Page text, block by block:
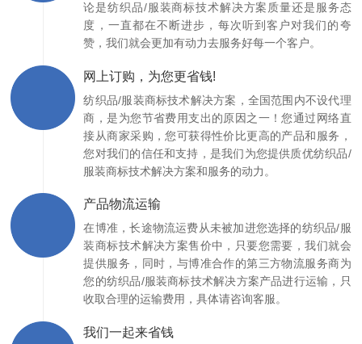
论是纺织品/服装商标技术解决方案质量还是服务态
度，一直都在不断进步，每次听到客户对我们的夸
赞，我们就会更加有动力去服务好每一个客户。
网上订购，为您更省钱!
纺织品/服装商标技术解决方案，全国范围内不设代理
商，是为您节省费用支出的原因之一！您通过网络直
接从商家采购，您可获得性价比更高的产品和服务，
您对我们的信任和支持，是我们为您提供质优纺织品/
服装商标技术解决方案和服务的动力。
产品物流运输
在博准，长途物流运费从未被加进您选择的纺织品/服
装商标技术解决方案售价中，只要您需要，我们就会
提供服务，同时，与博准合作的第三方物流服务商为
您的纺织品/服装商标技术解决方案产品进行运输，只
收取合理的运输费用，具体请咨询客服。
我们一起来省钱